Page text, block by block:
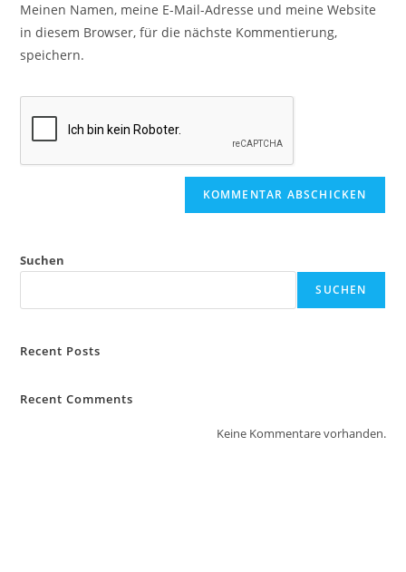
Meinen Namen, meine E-Mail-Adresse und meine Website
in diesem Browser, für die nächste Kommentierung,
speichern.
Suchen
SUCHEN
Recent Posts
Recent Comments
Keine Kommentare vorhanden.